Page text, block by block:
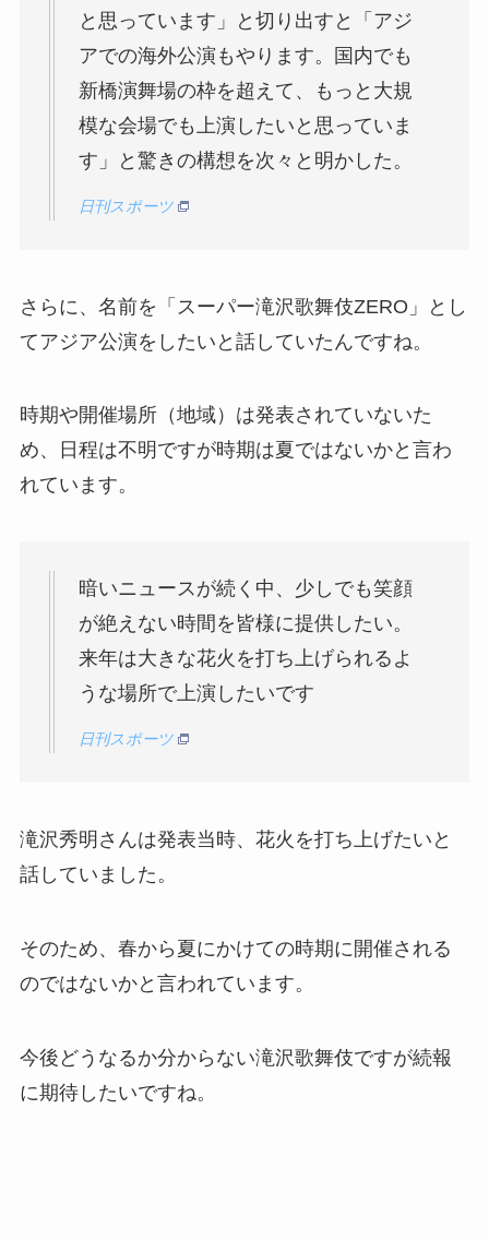
と思っています」と切り出すと「アジ
アでの海外公演もやります。国内でも
新橋演舞場の枠を超えて、もっと大規
模な会場でも上演したいと思っていま
す」と驚きの構想を次々と明かした。
日刊スポーツ
さらに、名前を「スーパー滝沢歌舞伎ZERO」とし
てアジア公演をしたいと話していたんですね。
時期や開催場所（地域）は発表されていないた
め、日程は不明ですが時期は夏ではないかと言わ
れています。
暗いニュースが続く中、少しでも笑顔
が絶えない時間を皆様に提供したい。
来年は大きな花火を打ち上げられるよ
うな場所で上演したいです
日刊スポーツ
滝沢秀明さんは発表当時、花火を打ち上げたいと
話していました。
そのため、春から夏にかけての時期に開催される
のではないかと言われています。
今後どうなるか分からない滝沢歌舞伎ですが続報
に期待したいですね。